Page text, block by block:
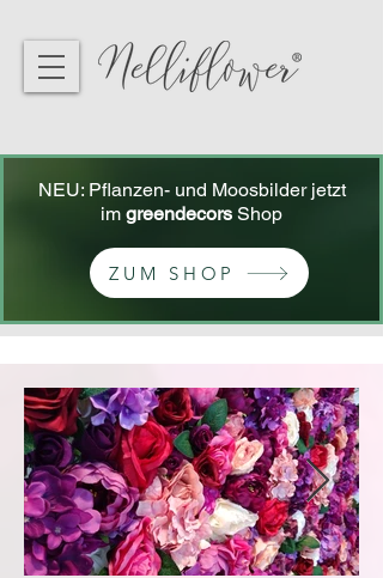
NEU: Pflanzen- und Moosbilder jetzt
im greendecors Shop
ZUM SHOP